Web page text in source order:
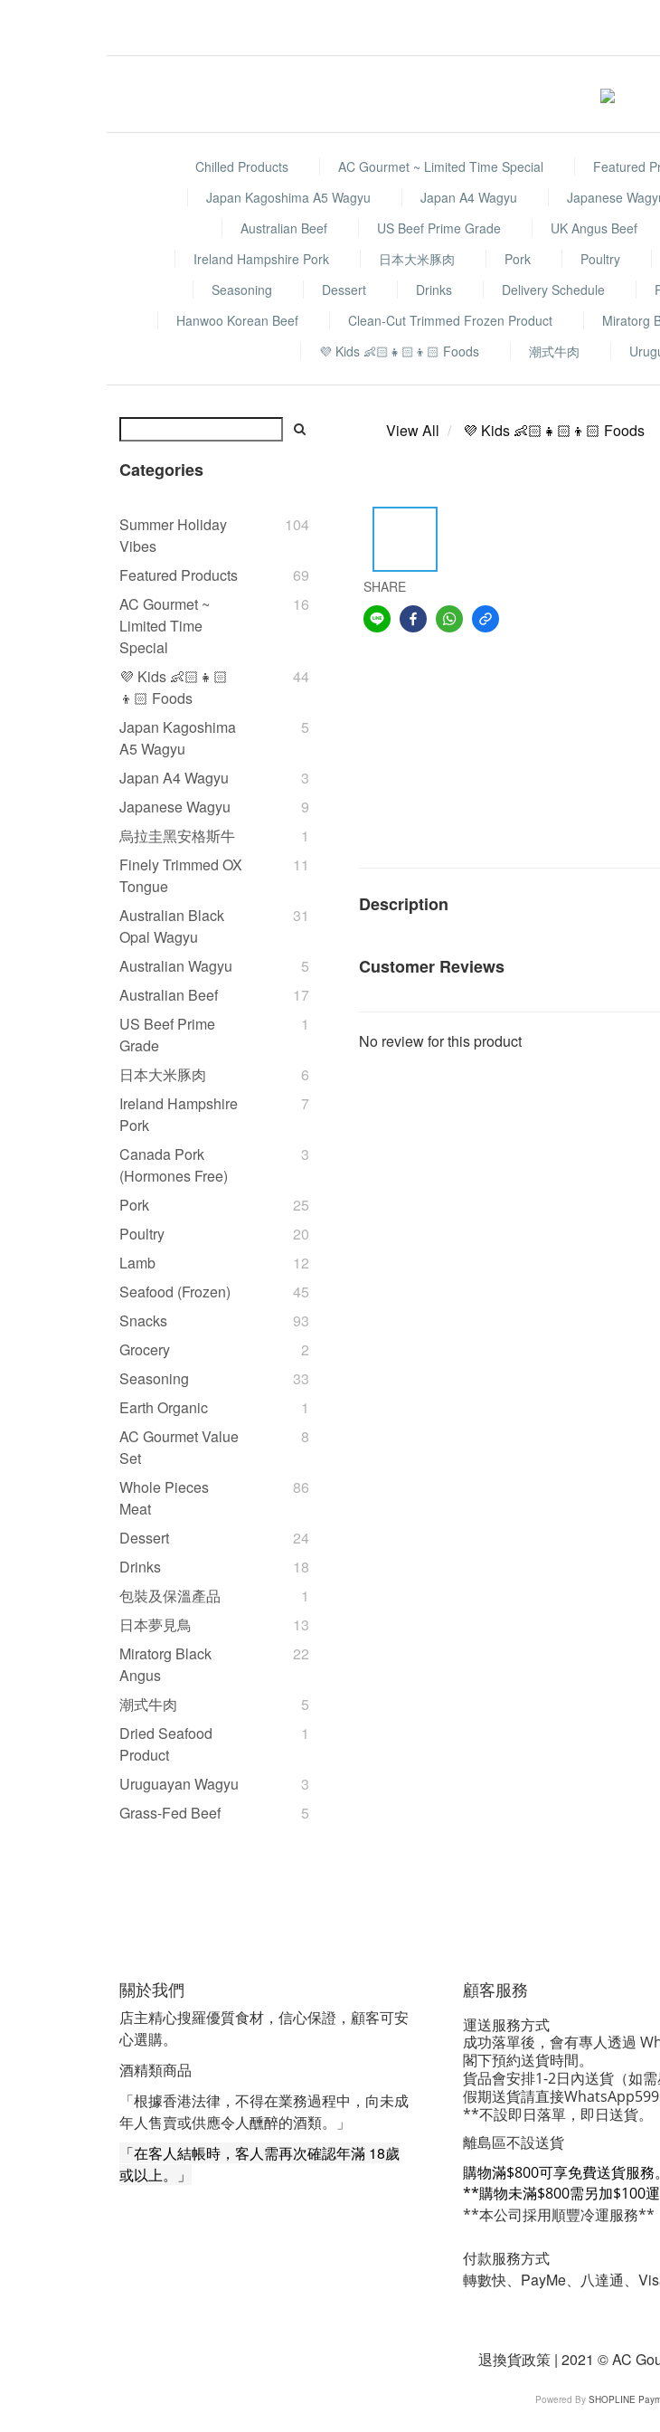
Chilled Products AC Gourmet ~ Limited Time Special Featured
Japan Kagoshima A5 Wagyu
Japan A4 Wagyu Japanese
Australian Beef
US Beef Prime Grade UK Angus Beef
Ireland Hampshire Pork
日本大米豚肉 Pork Poultry
Seasoning
Dessert Drinks Delivery Schedule
Hanwoo Korean Beef
Clean-Cut Trimmed Frozen Product Miratorg
💜 Kids 👶🏻👧🏻👦🏻 Foods
潮式牛肉
Categories
Summer Holiday
Vibes
104
Featured Products
69
AC Gourmet ~
Limited Time
Special
16
💜 Kids 👶🏻👧🏻
👦🏻 Foods
44
Japan Kagoshima
A5 Wagyu
5
Japan A4 Wagyu
3
Japanese Wagyu
9
烏拉圭黑安格斯牛
1
Finely Trimmed OX
Tongue
11
Australian Black
Opal Wagyu
31
Australian Wagyu
5
Australian Beef
17
US Beef Prime
Grade
1
日本大米豚肉
6
Ireland Hampshire
Pork
7
Canada Pork
(Hormones Free)
3
Pork
25
Poultry
20
Lamb
12
Seafood (Frozen)
45
Snacks
93
Grocery
2
Seasoning
33
Earth Organic
1
AC Gourmet Value
Set
8
Whole Pieces
Meat
86
Dessert
24
Drinks
18
包裝及保溫產品
1
日本夢見鳥
13
Miratorg Black
Angus
22
潮式牛肉
5
Dried Seafood
Product
1
Uruguayan Wagyu
3
Grass-Fed Beef
5
View All 💜 Kids 👶🏻👧🏻👦🏻 Foods
SHARE
Description
Customer Reviews
No review for this product
關於我們
店主精心搜羅優質食材，信心保證，顧客可安
心選購。
酒精類商品
「根據香港法律，不得在業務過程中，向未成
年人售賣或供應令人醺醉的酒類。」
「在客人結帳時，客人需再次確認年滿 18歲
或以上。」
顧客服務
運送服務方式
成功落單後，會有專人透過
閣下預約送貨時間。
貨品會安排1-2日內送貨 （如
假期送貨請直接
**不設即日落單，即日送貨。
離島區不設送貨
購物滿$800可享免費送貨服務。
**購物未滿$800需另加$100
**本公司採用順豐冷運服務**
付款服務方式
轉數快、PayMe、八達通、
退換貨政策 | 2021 © AC
Powered By SHOPLINE